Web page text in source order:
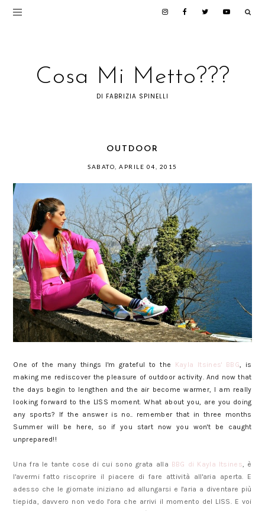
Cosa Mi Metto???
DI FABRIZIA SPINELLI
OUTDOOR
SABATO, APRILE 04, 2015
One of the many things I'm grateful to the Kayla Itsines' BBG , is
making me rediscover the pleasure of outdoor activity. And now that
the days begin to lengthen and the air become warmer, I am really
looking forward to the LISS moment. What about you, are you doing
any sports? If the answer is no.. remember that in three months
Summer will be here, so if you start now you won't be caught
unprepared!!
Una fra le tante cose di cui sono grata alla BBG di Kayla Itsines , è
l'avermi fatto riscoprire il piacere di fare attività all'aria aperta. E
adesso che le giornate iniziano ad allungarsi e l'aria a diventare più
tiepida, davvero non vedo l'ora che arrivi il momento del LISS. E voi